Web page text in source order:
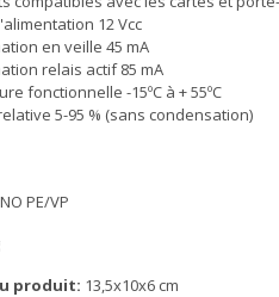
12 Vcc
en veille 45 mA
relais actif 85 mA
fonctionnelle -15ºC à + 55ºC
5-95 % (sans condensation)
NO PE/VP
produit: 13,5x10x6 cm